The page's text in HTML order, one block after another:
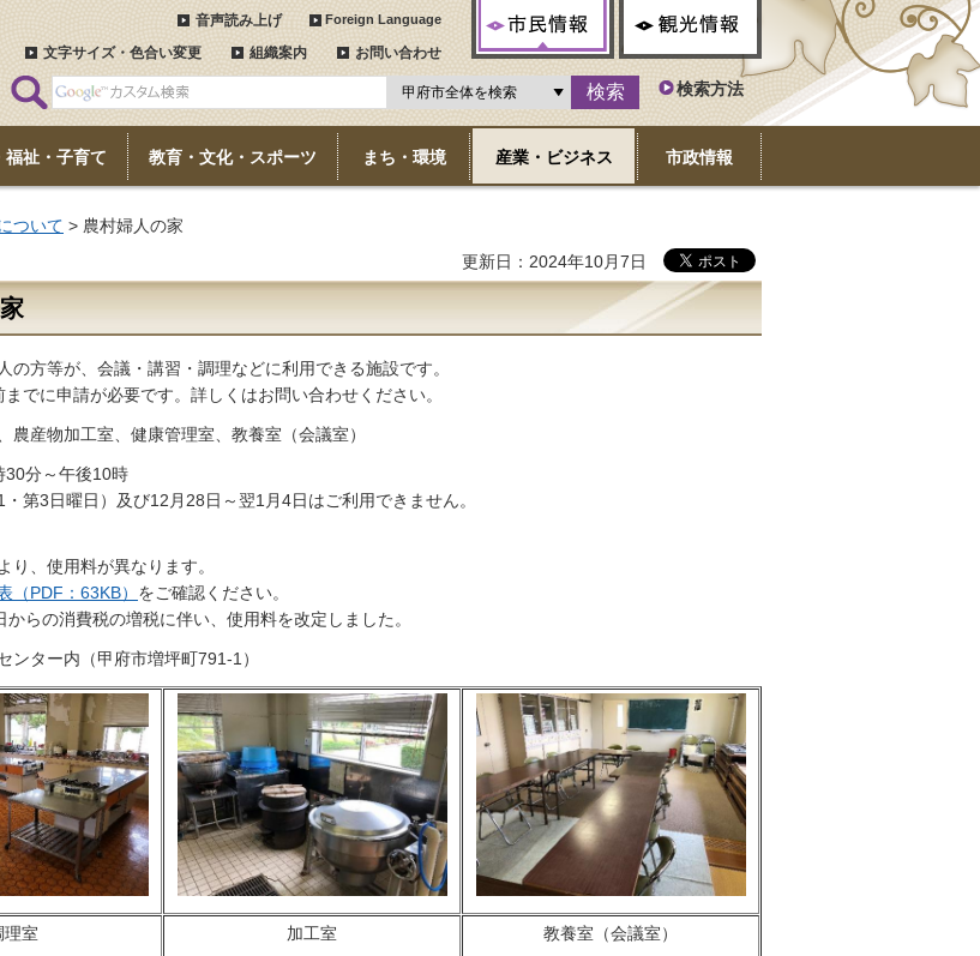
音声読み上げ Foreign Language
文字サイズ・色合い変更 組織案内 お問い合わせ
検索方法
福祉・子育て 教育・文化・スポーツ まち・環境 産業・ビジネス 市政情報
ついて > 農村婦人の家
更新日：2024年10月7日
家
の方等が、会議・講習・調理などに利用できる施設です。
でに申請が必要です。詳しくはお問い合わせください。
農産物加工室、健康管理室、教養室（会議室）
30分～午後10時
第3日曜日）及び12月28日～翌1月4日はご利用できません。
り、使用料が異なります。
（PDF：63KB） をご確認ください。
らの消費税の増税に伴い、使用料を改定しました。
ンター内（甲府市増坪町791-1）
理室 加工室 教養室（会議室）